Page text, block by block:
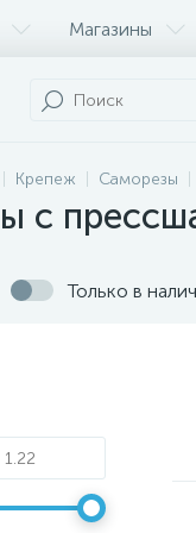
Магазины
Крепеж Саморезы
с
Только в